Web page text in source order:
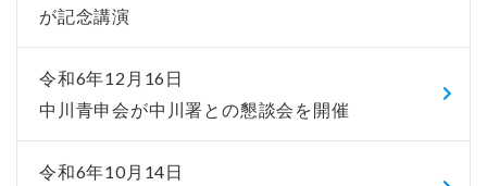
が記念講演
令和6年12月16日
中川青申会が中川署との懇談会を開催
令和6年10月14日